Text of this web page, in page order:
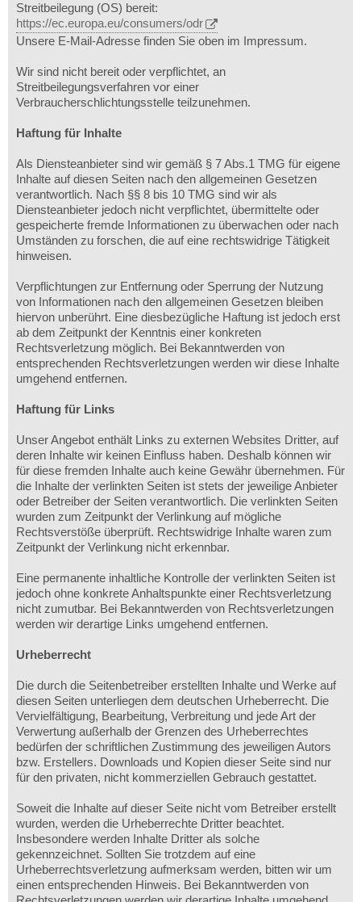
Streitbeilegung (OS) bereit:
https://ec.europa.eu/consumers/odr
Unsere E-Mail-Adresse finden Sie oben im Impressum.
Wir sind nicht bereit oder verpflichtet, an
Streitbeilegungsverfahren vor einer
Verbraucherschlichtungsstelle teilzunehmen.
Haftung für Inhalte
Als Diensteanbieter sind wir gemäß § 7 Abs.1 TMG für eigene
Inhalte auf diesen Seiten nach den allgemeinen Gesetzen
verantwortlich. Nach §§ 8 bis 10 TMG sind wir als
Diensteanbieter jedoch nicht verpflichtet, übermittelte oder
gespeicherte fremde Informationen zu überwachen oder nach
Umständen zu forschen, die auf eine rechtswidrige Tätigkeit
hinweisen.
Verpflichtungen zur Entfernung oder Sperrung der Nutzung
von Informationen nach den allgemeinen Gesetzen bleiben
hiervon unberührt. Eine diesbezügliche Haftung ist jedoch erst
ab dem Zeitpunkt der Kenntnis einer konkreten
Rechtsverletzung möglich. Bei Bekanntwerden von
entsprechenden Rechtsverletzungen werden wir diese Inhalte
umgehend entfernen.
Haftung für Links
Unser Angebot enthält Links zu externen Websites Dritter, auf
deren Inhalte wir keinen Einfluss haben. Deshalb können wir
für diese fremden Inhalte auch keine Gewähr übernehmen. Für
die Inhalte der verlinkten Seiten ist stets der jeweilige Anbieter
oder Betreiber der Seiten verantwortlich. Die verlinkten Seiten
wurden zum Zeitpunkt der Verlinkung auf mögliche
Rechtsverstöße überprüft. Rechtswidrige Inhalte waren zum
Zeitpunkt der Verlinkung nicht erkennbar.
Eine permanente inhaltliche Kontrolle der verlinkten Seiten ist
jedoch ohne konkrete Anhaltspunkte einer Rechtsverletzung
nicht zumutbar. Bei Bekanntwerden von Rechtsverletzungen
werden wir derartige Links umgehend entfernen.
Urheberrecht
Die durch die Seitenbetreiber erstellten Inhalte und Werke auf
diesen Seiten unterliegen dem deutschen Urheberrecht. Die
Vervielfältigung, Bearbeitung, Verbreitung und jede Art der
Verwertung außerhalb der Grenzen des Urheberrechtes
bedürfen der schriftlichen Zustimmung des jeweiligen Autors
bzw. Erstellers. Downloads und Kopien dieser Seite sind nur
für den privaten, nicht kommerziellen Gebrauch gestattet.
Soweit die Inhalte auf dieser Seite nicht vom Betreiber erstellt
wurden, werden die Urheberrechte Dritter beachtet.
Insbesondere werden Inhalte Dritter als solche
gekennzeichnet. Sollten Sie trotzdem auf eine
Urheberrechtsverletzung aufmerksam werden, bitten wir um
einen entsprechenden Hinweis. Bei Bekanntwerden von